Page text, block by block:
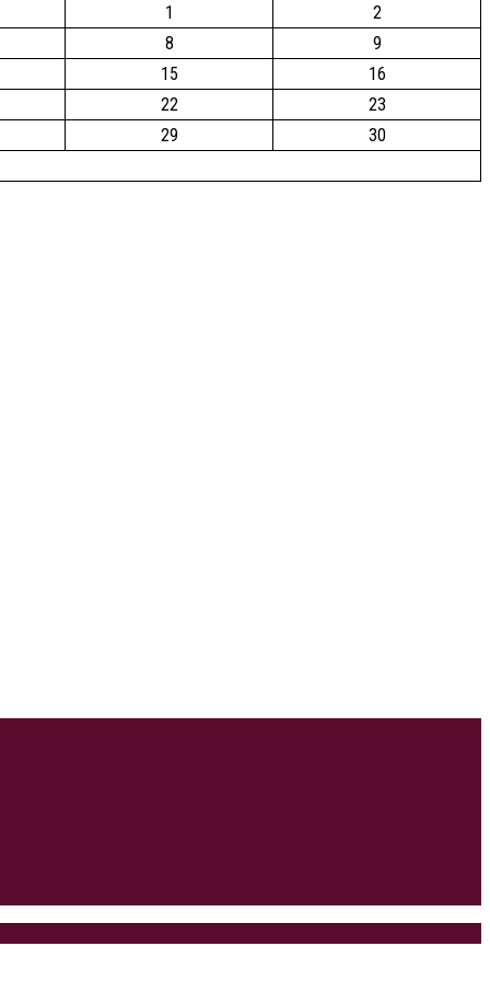
1
2
8
9
15
16
22
23
29
30